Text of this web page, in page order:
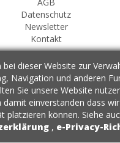
Datenschutz
Newsletter
Kontakt
bei dieser Website zur
Navigation und anderen
Sie unsere Website
damit einverstanden dass
platzieren können. Siehe
, e-Privacy-